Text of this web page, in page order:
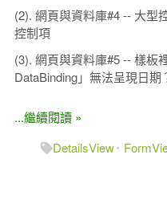
(2). 網頁與資料庫#4 -- 大型
控制項
(3). 網頁與資料庫#5 -- 樣板
DataBinding」無法呈現日期
...繼續閱讀 »
DetailsView